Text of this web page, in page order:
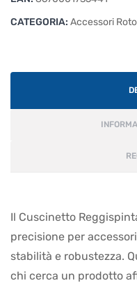
CATEGORIA: Accessori
Il Cuscinetto
precisione per
stabilità e robustezza.
chi cerca un prodotto